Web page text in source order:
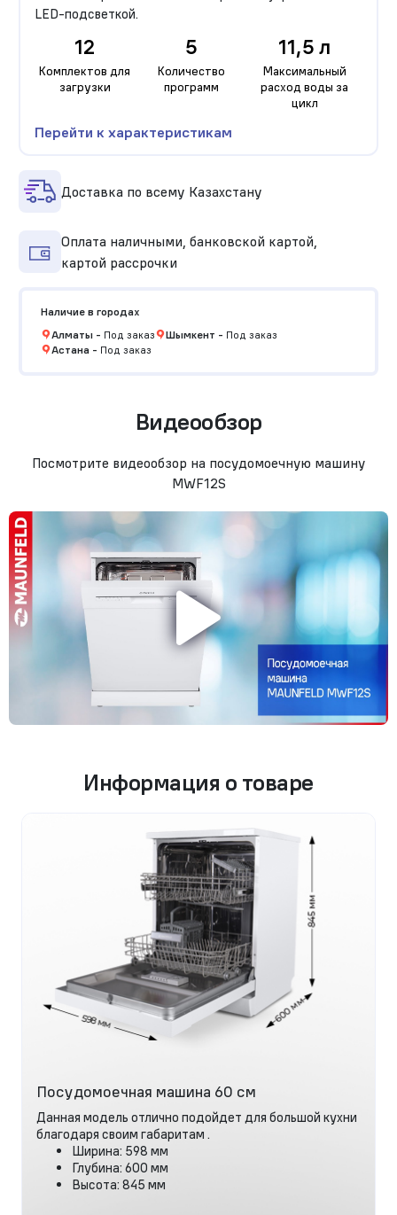
LED-подсветкой.
12
Комплектов для
загрузки
5
Количество
программ
11,5 л
Максимальный
расход воды за
цикл
Перейти к характеристикам
Доставка по всему Казахстану
Оплата наличными, банковской картой,
картой рассрочки
Наличие в городах
Алматы- Под заказ Шымкент - Под заказ
Астана- Под заказ
Видеообзор
Посмотрите видеообзор на посудомоечную машину
MWF12S
Информация о товаре
Посудомоечная машина 60 см
Данная модель отлично подойдет для большой кухни
благодаря своим габаритам .
Ширина: 598 мм
Глубина: 600 мм
Высота: 845 мм